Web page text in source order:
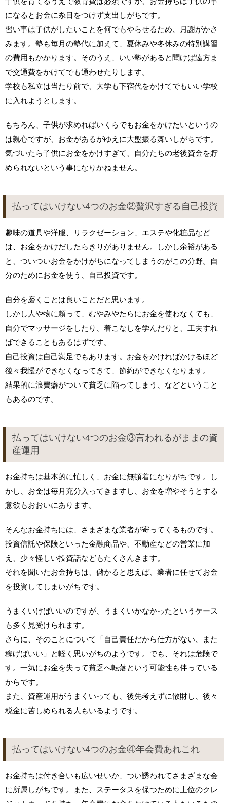
になるとお金に糸目をつけず支出しがちです。
習い事は子供がしたいことを何でもやらせるため、月謝がかさ
みます。塾も毎月の塾代に加えて、夏休みや冬休みの特別講習
の費用もかかります。そのうえ、いい塾があると聞けば遠方ま
で交通費をかけてでも通わせたりします。
学校も私立は当たり前で、大学も下宿代をかけてでもいい学校
に入れようとします。
もちろん、子供が求めればいくらでもお金をかけたいというの
は親心ですが、お金があるがゆえに大盤振る舞いしがちです。
気づいたら子供にお金をかけすぎて、自分たちの老後資金を貯
められないという事になりかねません。
払ってはいけない4つのお金②贅沢すぎる自己投資
趣味の道具や洋服、リラクゼーション、エステや化粧品など
は、お金をかけだしたらきりがありません。しかし余裕がある
と、ついついお金をかけがちになってしまうのがこの分野。自
分のためにお金を使う、自己投資です。
自分を磨くことは良いことだと思います。
しかし人や物に頼って、むやみやたらにお金を使わなくても、
自分でマッサージをしたり、着こなしを学んだりと、工夫すれ
ばできることもあるはずです。
自己投資は自己満足でもあります。お金をかければかけるほど
後々我慢ができなくなってきて、節約ができなくなります。
結果的に浪費癖がついて貧乏に陥ってしまう、などということ
もあるのです。
払ってはいけない4つのお金③言われるがままの資
産運用
お金持ちは基本的に忙しく、お金に無頓着になりがちです。し
かし、お金は毎月充分入ってきますし、お金を増やそうとする
意欲もおおいにあります。
そんなお金持ちには、さまざまな業者が寄ってくるものです。
投資信託や保険といった金融商品や、不動産などの営業に加
え、少々怪しい投資話などもたくさんきます。
それを聞いたお金持ちは、儲かると思えば、業者に任せてお金
を投資してしまいがちです。
うまくいけばいいのですが、うまくいかなかったというケース
も多く見受けられます。
さらに、そのことについて「自己責任だから仕方がない、また
稼げばいい」と軽く思いがちのようです。でも、それは危険で
す。一気にお金を失って貧乏へ転落という可能性も伴っている
からです。
また、資産運用がうまくいっても、後先考えずに散財し、後々
税金に苦しめられる人もいるようです。
払ってはいけない4つのお金④年会費あれこれ
お金持ちは付き合いも広いせいか、つい誘われてさまざまな会
に所属しがちです。また、ステータスを保つために上位のクレ